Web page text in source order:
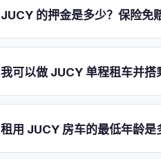
，每辆都配有固定厕所，因
certificate 自 December 2024 起
JUCY 的押金是多少？保险免
取车时，JUCY 会预授权一笔等
$3,000，Coaster、Condo 或
多付费即可降低：Essentials 每
我可以做 JUCY 单程租车并
可以。大多数 JUCY 分店之间支
价。对于横跨两岛的新西兰行程
Cook Strait。JUCY 的租金不包含
租用 JUCY 房车的最低年龄是